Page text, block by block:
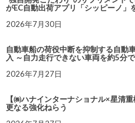
がEC自動出荷アプリ「シッピーノ」
2026年7月30日
自動車船の荷役中断を抑制する自動
入 ～自力走行できない車両を約5分
2026年7月27日
【㈱ハナインターナショナル×星清
更なる強化ねらう